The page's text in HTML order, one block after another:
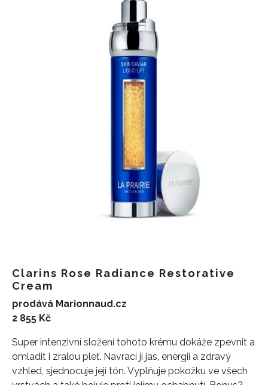
Clarins Rose Radiance Restorative
Cream
prodává Marionnaud.cz
2 855 Kč
Super intenzivní složení tohoto krému dokáže zpevnit a
omladit i zralou pleť. Navrací jí jas, energii a zdravý
vzhled, sjednocuje její tón. Vyplňuje pokožku ve všech